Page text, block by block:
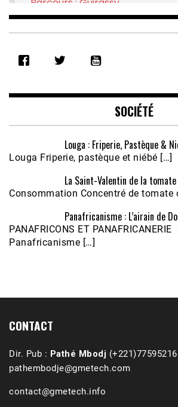
RSS FEED
EMBED
Feb 16, 2021 • 28:08
Écoutez le parcours de Claudiane
Nobana (Podologue)
Feb 24, 2021 • 28mn
SOCIÉTÉ
Louga : Friperie, Pastèque &
Louga Friperie, pastèque et niébé […]
La Saint-Valentin de la tomate
Consommation Concentré de tomate
Panafricanisme : L’airain de
PANAFRICONS ET PANAFRICANERIE
Panafricanisme […]
CONTACT
Dir. Pub : Pathé Mbodj
pathembodje@gmetech.com
contact@gmetech.info